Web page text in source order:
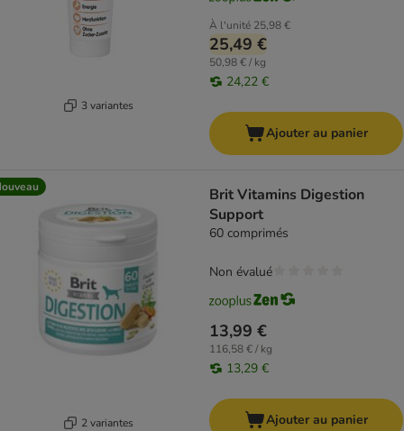
3 variantes
À l'unité 25,98 €
25,49 €
50,98 € / kg
24,22 €
Ajouter au panier
2 variantes
Brit Vitamins Digestion
Support
60 comprimés
13,99 €
116,58 € / kg
13,29 €
Non évalué
Ajouter au panier